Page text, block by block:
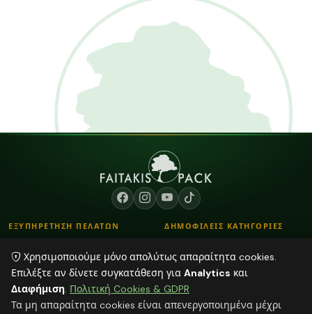
ΕΞΥΠΗΡΕΤΗΣΗ ΠΕΛΑΤΩΝ
Τρόποι Παραγγελίας
Τρόποι Αποστολής & Πληρωμής
Blog
ΔΗΜΟΦΙΛΕΙΣ ΚΑΤΗΓΟΡΙΕΣ
Λουλούδια - Βάζα
Αποξηραμένα φυτά
Χρησιμοποιούμε μόνο απολύτως απαραίτητα cookies.
Επιλέξτε αν δίνετε συγκατάθεση για Analytics και
Διαφήμιση. Πολιτική Cookies & GDPR
Τα μη απαραίτητα cookies είναι απενεργοποιημένα μέχρι